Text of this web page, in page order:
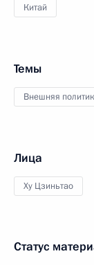
Китай
Темы
Внешняя
Лица
Ху Цзиньтао
Статус